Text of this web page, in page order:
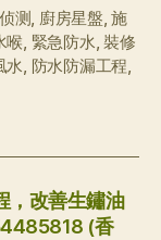
测, 廚房星盤,施
喉, 緊急防水,裝修
水, 防水防漏工程,
，改善生鏽油
(香